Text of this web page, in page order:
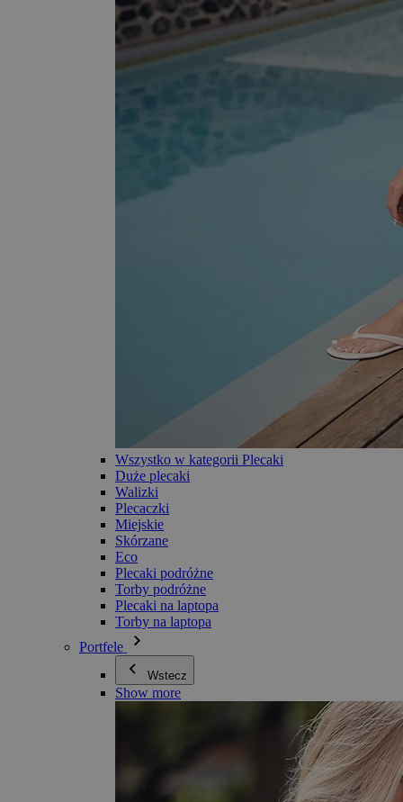
Wszystko w kategorii Plecaki
Duże plecaki
Walizki
Plecaczki
Miejskie
Skórzane
Eco
Plecaki podróżne
Torby podróżne
Plecaki na laptopa
Torby na laptopa
Portfele
Wstecz
Show more